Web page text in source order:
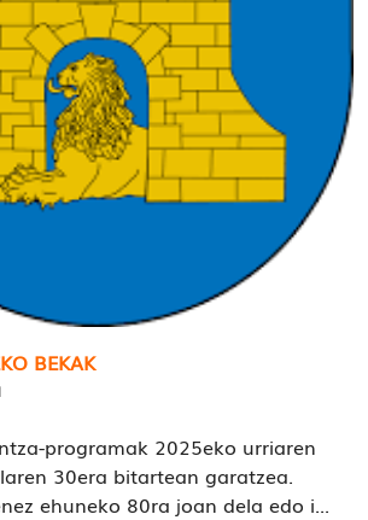
BEKAK
programak 2025eko urriaren
30era bitartean garatzea.
ehuneko 80ra joan dela edo i...